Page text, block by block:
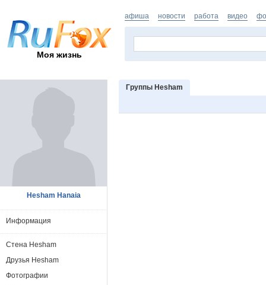
Моя жизнь
афиша новости работа видео
Группы Hesham
Hesham Hanaia
Информация
Стена Hesham
Друзья Hesham
Фотографии